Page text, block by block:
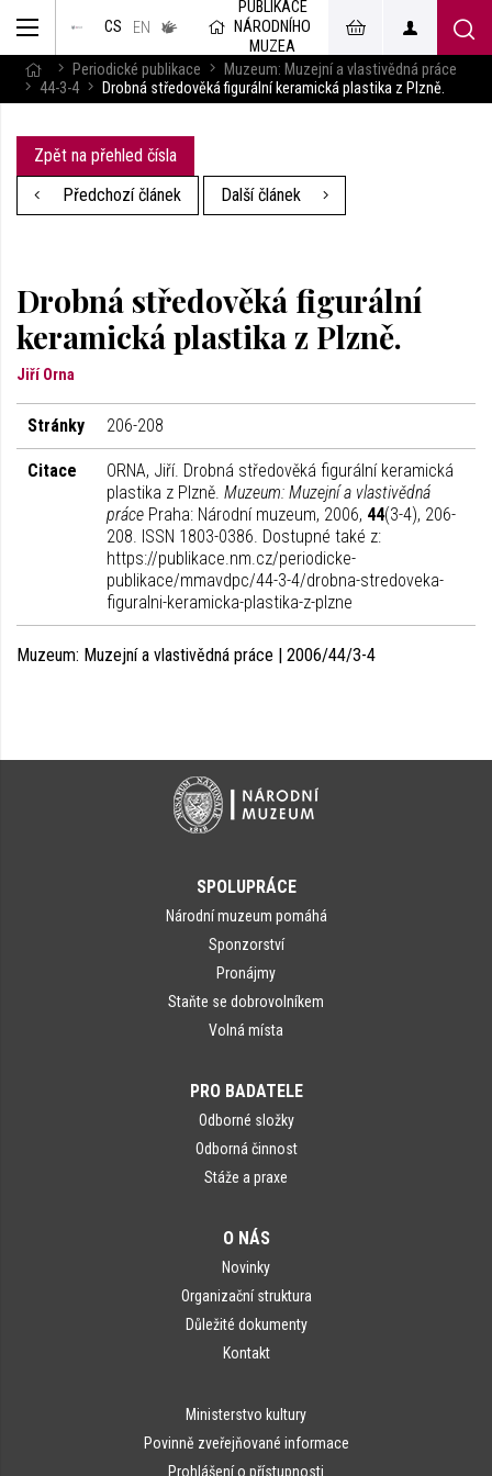
CS EN
v českém
jazyce
PUBLIKACE
NÁRODNÍHO
MUZEA
Periodické publikace
Muzeum: Muzejní a vlastivědná práce
44-3-4
Drobná středověká figurální keramická plastika z Plzně.
Zpět na přehled čísla
Předchozí článek
Další článek
Drobná středověká figurální
keramická plastika z Plzně.
Jiří Orna
Stránky 206-208
Citace
ORNA, Jiří. Drobná středověká figurální keramická
plastika z Plzně. Muzeum: Muzejní a vlastivědná
práce Praha: Národní muzeum, 2006, 44(3-4), 206-
208. ISSN 1803-0386. Dostupné také z:
https://publikace.nm.cz/periodicke-
publikace/mmavdpc/44-3-4/drobna-stredoveka-
figuralni-keramicka-plastika-z-plzne
Muzeum: Muzejní a vlastivědná práce | 2006/44/3-4
SPOLUPRÁCE
Národní muzeum pomáhá
Sponzorství
Pronájmy
Staňte se dobrovolníkem
Volná místa
PRO BADATELE
Odborné složky
Odborná činnost
Stáže a praxe
O NÁS
Novinky
Organizační struktura
Důležité dokumenty
Kontakt
Ministerstvo kultury
Povinně zveřejňované informace
Prohlášení o přístupnosti